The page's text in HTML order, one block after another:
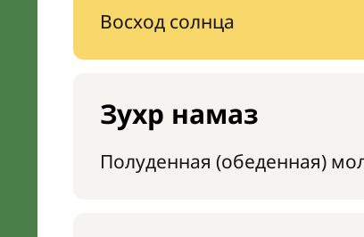
Восход солнца
Зухр намаз
Полуденная (обеденная)